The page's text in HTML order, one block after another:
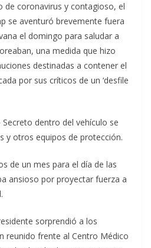
de coronavirus y contagioso, el
se aventuró brevemente fuera
el domingo para saludar a
una medida que hizo
destinadas a contener el
por sus críticos de un ‘desfile
dentro del vehículo se
y otros equipos de protección.
de un mes para el día de las
ansioso por proyectar fuerza a
sorprendió a los
reunido frente al Centro Médico